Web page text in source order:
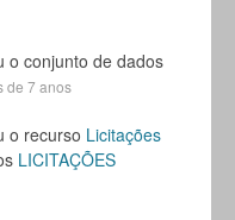
o conjunto de dados
de 7 anos
o recurso Licitações
LICITAÇÕES